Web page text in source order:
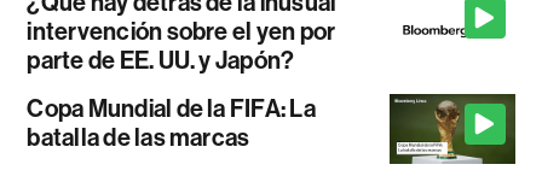
intervención sobre el yen por
parte de EE. UU. y Japón?
Copa Mundial de la FIFA: La
batalla de las marcas